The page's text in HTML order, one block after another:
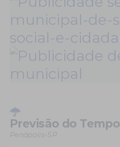
Previsão do Tempo
Penápolis-SP